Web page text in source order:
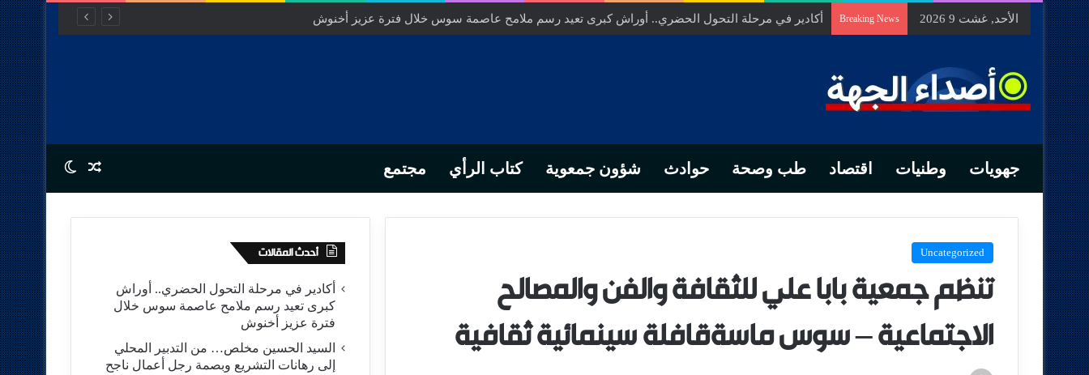
الأحد, غشت 9 2026 Breaking News أكادير في مرحلة التحول الحضري.. أوراش كبرى تعيد رسم ملامح عاصمة سوس خلال فترة عزيز أخنوش
جهويات وطنيات اقتصاد طب وصحة حوادث شؤون جمعوية كتاب الرأي مجتمع Random Article
Switch skin
Uncategorized
تنظم جمعية بابا علي للثقافة والفن والمصالح
الاجتماعية – سوس ماسةقافلة سينمائية ثقافية
أحدث المقالات
أكادير في مرحلة التحول الحضري.. أوراش
كبرى تعيد رسم ملامح عاصمة سوس خلال
فترة عزيز أخنوش
السيد الحسين مخلص… من التدبير المحلي
إلى رهانات التشريع وبصمة رجل أعمال ناجح